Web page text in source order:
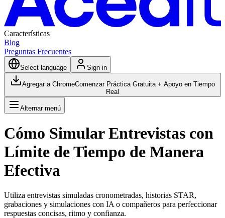
Características
Blog
Preguntas Frecuentes
Select language Sign in
Agregar a ChromeComenzar Práctica Gratuita + Apoyo en Tiempo
Real
Alternar menú
Cómo Simular Entrevistas con
Límite de Tiempo de Manera
Efectiva
Utiliza entrevistas simuladas cronometradas, historias STAR,
grabaciones y simulaciones con IA o compañeros para perfeccionar
respuestas concisas, ritmo y confianza.